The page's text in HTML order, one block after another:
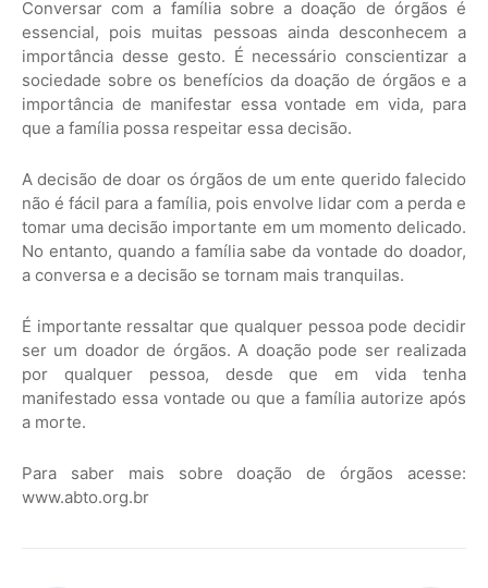
Conversar com a família sobre a doação de órgãos é
essencial, pois muitas pessoas ainda desconhecem a
importância desse gesto. É necessário conscientizar a
sociedade sobre os benefícios da doação de órgãos e a
importância de manifestar essa vontade em vida, para
que a família possa respeitar essa decisão.
A decisão de doar os órgãos de um ente querido falecido
não é fácil para a família, pois envolve lidar com a perda e
tomar uma decisão importante em um momento delicado.
No entanto, quando a família sabe da vontade do doador,
a conversa e a decisão se tornam mais tranquilas.
É importante ressaltar que qualquer pessoa pode decidir
ser um doador de órgãos. A doação pode ser realizada
por qualquer pessoa, desde que em vida tenha
manifestado essa vontade ou que a família autorize após
a morte.
Para saber mais sobre doação de órgãos acesse:
www.abto.org.br